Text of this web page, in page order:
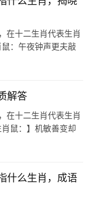
在十二生肖代表生肖
：午夜钟声更夫敲
肖之首，象征机敏
解答
在十二生肖代表生肖
鼠：】机敏善变却
“破财不止”的困
什么生肖，成语